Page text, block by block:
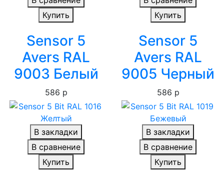
Купить
Sensor 5
Avers RAL
9003 Белый
586 р
Купить
Sensor 5
Avers RAL
9005 Черный
586 р
В закладки
В сравнение
Купить
В закладки
В сравнение
Купить